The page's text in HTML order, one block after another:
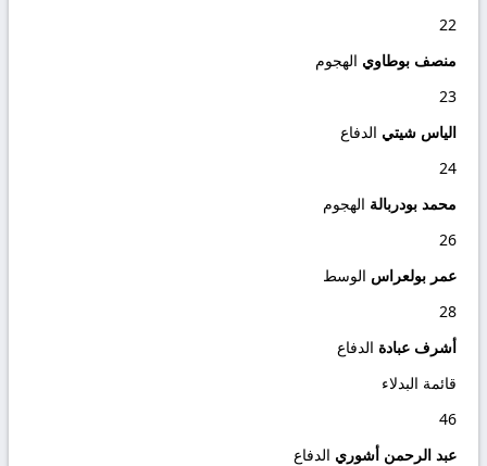
22
منصف بوطاوي الهجوم
23
الياس شيتي الدفاع
24
محمد بودربالة الهجوم
26
عمر بولعراس الوسط
28
أشرف عبادة الدفاع
قائمة البدلاء
46
عبد الرحمن أشوري الدفاع